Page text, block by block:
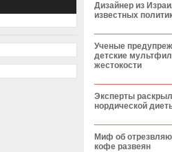
Дизайнер из
известных
Ученые
детские
жестокости
Эксперты
нордической
Миф об
кофе развеян